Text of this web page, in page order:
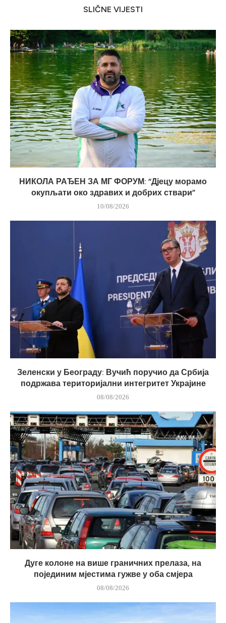
SLIČNE VIJESTI
НИКОЛА РАЂЕН ЗА МГ ФОРУМ: “Дјецу морамо
окупљати око здравих и добрих ствари”
10/08/2026
Зеленски у Београду: Вучић поручио да Србија
подржава територијални интегритет Украјине
08/08/2026
Дуге колоне на више граничних прелаза, на
појединим мјестима гужве у оба смјера
08/08/2026